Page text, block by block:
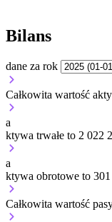
Bilans
dane za rok
Całkowita wartość
a
ktywa trwałe to 2 022
a
ktywa obrotowe to 301
Całkowita wartość